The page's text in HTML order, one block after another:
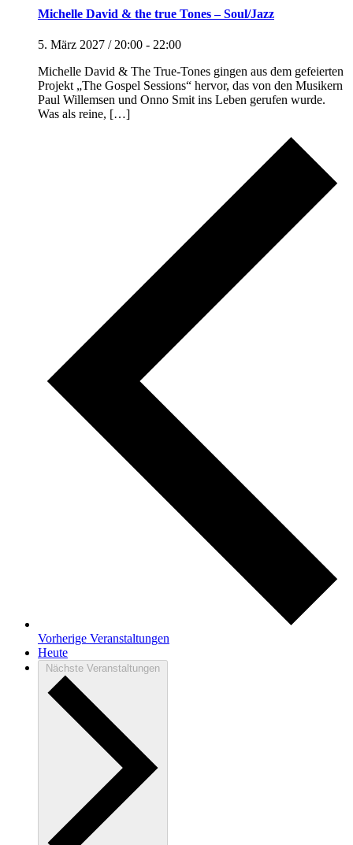
Michelle David & the true Tones – Soul/Jazz
5. März 2027 / 20:00 - 22:00
Michelle David & The True-Tones gingen aus dem gefeierten
Projekt „The Gospel Sessions“ hervor, das von den Musikern
Paul Willemsen und Onno Smit ins Leben gerufen wurde.
Was als reine, […]
Vorherige Veranstaltungen
Heute
Nächste Veranstaltungen